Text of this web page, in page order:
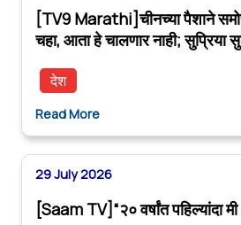
[TV9 Marathi]चीनच्या पैशाने
चहा, आता हे चालणार नाही;
देश
Read More
29 July 2026
[Saam TV]“२० वर्षांत पहिल्यांदा